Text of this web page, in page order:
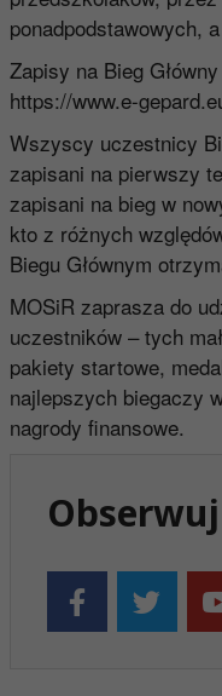
ponadpodstawowych,
Zapisy na Bieg
https://www.e-
Wszyscy uczestnicy
zapisani na pierwszy
zapisani na bieg w
kto z różnych
Biegu Głównym
MOSiR zaprasza do
uczestników – tych
pakiety startowe,
najlepszych biegaczy
nagrody finansowe.